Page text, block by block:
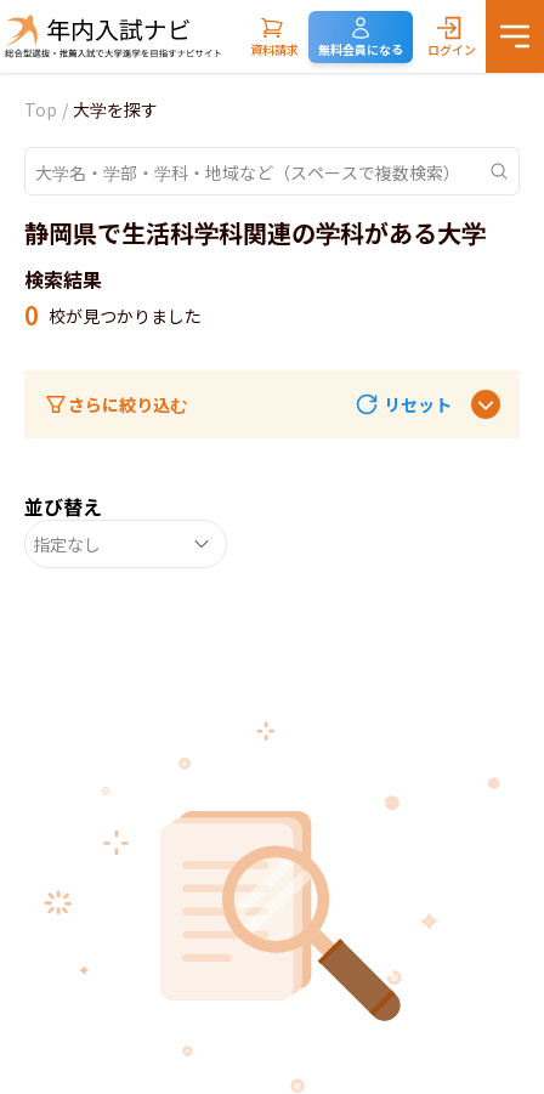
資料請求 無料会員になる ログイン
Top / 大学を探す
静岡県で生活科学科関連の学科がある大学
検索結果
0 校が見つかりました
さらに絞り込む リセット
並び替え
指定なし